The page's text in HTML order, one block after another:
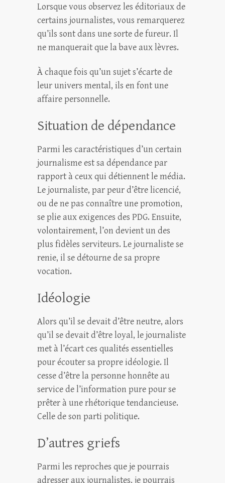
Lorsque vous observez les éditoriaux de
certains journalistes, vous remarquerez
qu’ils sont dans une sorte de fureur. Il
ne manquerait que la bave aux lèvres.
À chaque fois qu’un sujet s’écarte de
leur univers mental, ils en font une
affaire personnelle.
Situation de dépendance
Parmi les caractéristiques d’un certain
journalisme est sa dépendance par
rapport à ceux qui détiennent le média.
Le journaliste, par peur d’être licencié,
ou de ne pas connaître une promotion,
se plie aux exigences des PDG. Ensuite,
volontairement, l’on devient un des
plus fidèles serviteurs. Le journaliste se
renie, il se détourne de sa propre
vocation.
Idéologie
Alors qu’il se devait d’être neutre, alors
qu’il se devait d’être loyal, le journaliste
met à l’écart ces qualités essentielles
pour écouter sa propre idéologie. Il
cesse d’être la personne honnête au
service de l’information pure pour se
prêter à une rhétorique tendancieuse.
Celle de son parti politique.
D’autres griefs
Parmi les reproches que je pourrais
adresser aux journalistes, je pourrais